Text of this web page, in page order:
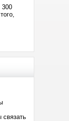
300
связать